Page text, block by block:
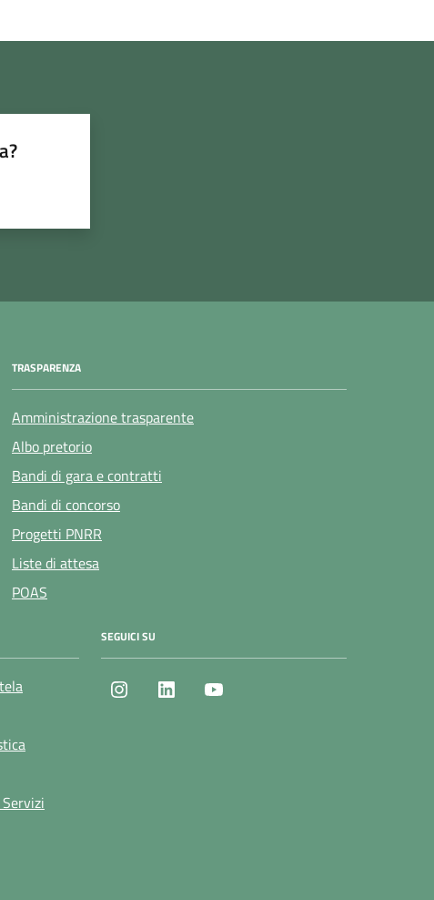
TRASPARENZA
Amministrazione trasparente
Albo pretorio
Bandi di gara e contratti
Bandi di concorso
Progetti PNRR
Liste di attesa
POAS
SEGUICI SU
Instagram LinkedIn